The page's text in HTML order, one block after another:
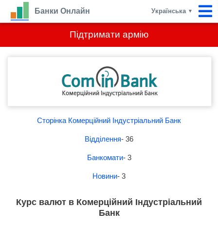
Підтримати армію
Банки Онлайн Українська ▼
Сторінка Комерційний Індустріальний Банк
Відділення- 36
Банкомати- 3
Новини- 3
Курс валют в Комерційний Індустріальний
Банк